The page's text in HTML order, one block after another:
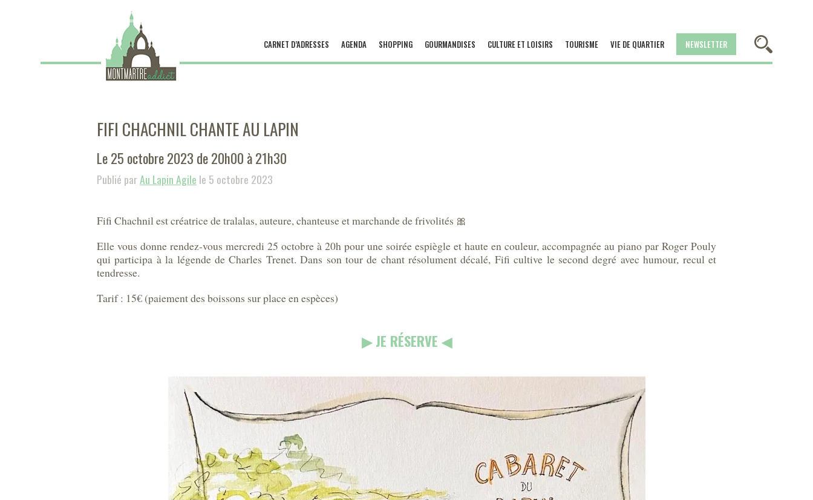
CARNET D’ADRESSES AGENDA SHOPPING GOURMANDISES CULTURE ET LOISIRS TOURISME VIE DE QUARTIER NEWSLETTER
FIFI CHACHNIL CHANTE AU LAPIN
Le 25 octobre 2023 de 20h00 à 21h30
Publié parAu Lapin Agile le 5 octobre 2023
Fifi Chachnil est créatrice de tralalas, auteure, chanteuse et marchande de frivolités 🎀
Elle vous donne rendez-vous mercredi 25 octobre à 20h pour une soirée espiègle et haute en couleur, accompagnée au piano par Roger Pouly
qui participa à la légende de Charles Trenet. Dans son tour de chant résolument décalé, Fifi cultive le second degré avec humour, recul et
tendresse.
Tarif : 15€ (paiement des boissons sur place en espèces)
▶︎ JE RÉSERVE ◀︎